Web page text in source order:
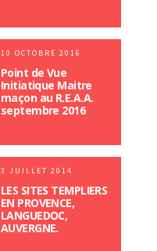
10 OCTOBRE 2016
Point de Vue
Initiatique Maitre
maçon au R.E.A.A.
septembre 2016
3 JUILLET 2014
LES SITES TEMPLIERS
EN PROVENCE,
LANGUEDOC,
AUVERGNE.